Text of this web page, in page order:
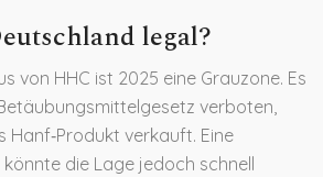
legal?
von HHC ist 2025 eine Grauzone. Es
verboten,
Hanf‑Produkt verkauft. Eine
die Lage jedoch schnell